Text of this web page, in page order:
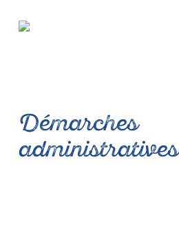
Démarches
administratives